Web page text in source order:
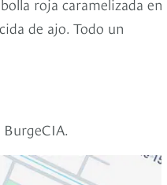
de ajo. Todo un